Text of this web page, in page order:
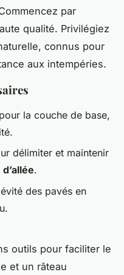
par
qualité. Privilégiez
connus pour
aux intempéries.
la couche de base,
délimiter et maintenir
.
des pavés en
outils pour faciliter le
et un râteau